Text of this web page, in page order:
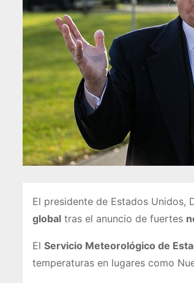
El presidente de Estados Unidos,
global tras el anuncio de fuertes
El Servicio Meteorológico de
temperaturas en lugares como